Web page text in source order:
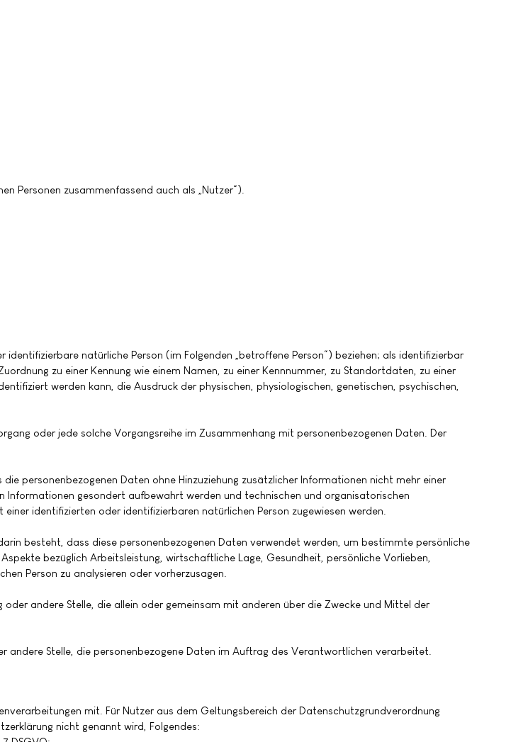
Personen zusammenfassend auch als „Nutzer“).
natürliche Person (im Folgenden „betroffene Person“) beziehen; als identifizierbar
zu einer Kennung wie einem Namen, zu einer Kennnummer, zu Standortdaten, zu einer
werden kann, die Ausdruck der physischen, physiologischen, genetischen, psychischen,
oder jede solche Vorgangsreihe im Zusammenhang mit personenbezogenen Daten. Der
personenbezogenen Daten ohne Hinzuziehung zusätzlicher Informationen nicht mehr einer
Informationen gesondert aufbewahrt werden und technischen und organisatorischen
identifizierten oder identifizierbaren natürlichen Person zugewiesen werden.
besteht, dass diese personenbezogenen Daten verwendet werden, um bestimmte persönliche
bezüglich Arbeitsleistung, wirtschaftliche Lage, Gesundheit, persönliche Vorlieben,
Person zu analysieren oder vorherzusagen.
andere Stelle, die allein oder gemeinsam mit anderen über die Zwecke und Mittel der
andere Stelle, die personenbezogene Daten im Auftrag des Verantwortlichen verarbeitet.
mit. Für Nutzer aus dem Geltungsbereich der Datenschutzgrundverordnung
nicht genannt wird, Folgendes: